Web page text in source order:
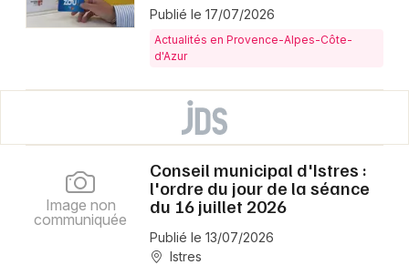
Publié le 17/07/2026
Actualités en Provence-Alpes-Côte-
d'Azur
Conseil municipal d'Istres :
l'ordre du jour de la séance
du 16 juillet 2026
Publié le 13/07/2026
Istres
Image non
communiquée